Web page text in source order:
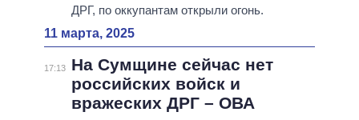
ДРГ, по оккупантам открыли огонь.
11 марта, 2025
17:13
На Сумщине сейчас нет
российских войск и
вражеских ДРГ – ОВА